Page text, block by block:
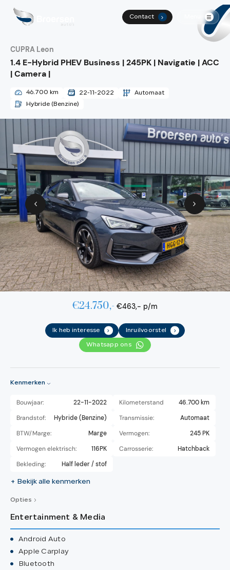
Contact .
Werkplaats
Over ons
Vacatures
Contact
CUPRA Leon
1.4 E-Hybrid PHEV Business | 245PK | Navigatie | ACC
| Camera |
46.700 km 22-11-2022
Automaat
Hybride (Benzine)
€24.750,- €463,- p/m
Ik heb interesse . Inruilvoorstel .
Whatsapp ons
Kenmerken
Bouwjaar: 22-11-2022 Kilometerstand
46.700 km
Brandstof:
Hybride (Benzine) Transmissie:
Automaat
BTW/Marge:
Marge Vermogen:
245 PK
Vermogen elektrisch:
116PK Carrosserie:
Hatchback
Bekleding:
Half leder / stof
+ Bekijk alle kenmerken
Opties
Entertainment & Media
Android Auto
Apple Carplay
Bluetooth